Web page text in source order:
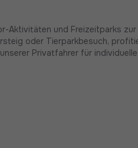
Aktivitäten und Freizeitparks zur
oder Tierparkbesuch,
Privatfahrer für